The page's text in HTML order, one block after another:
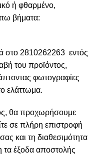
ή φθαρμένο,
βήματα:
στο 2810262263 εντός
του προϊόντος,
φωτογραφίες
ελάττωμα.
θα προχωρήσουμε
σε πλήρη επιστροφή
και τη διαθεσιμότητα
τα έξοδα αποστολής